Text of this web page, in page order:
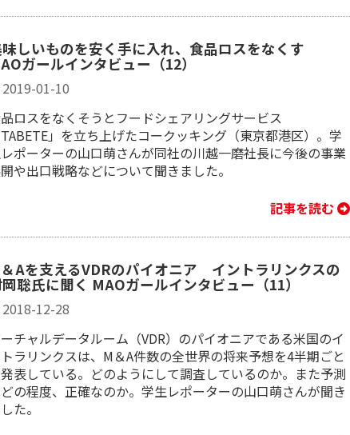
しいものを安く手に入れ、食品ロスをなくす
ガールインタビュー（12）
2019-01-10
ロスをなくそうとフードシェアリングサービス
」を立ち上げたコークッキング（東京都港区）。学
ポーターの山口萌さんが同社の川越一磨社長に今後の事業
や出口戦略などについて聞きました。
記事を読む
Aを支えるVDRのパイオニア イントラリンクスの
聡氏に聞く MAOガールインタビュー（11）
2018-12-28
チャルデータルーム（VDR）​のパイオニアである米国のイ
ラリンクスは、M＆A件数の全世界の将来予想を4半期ごと
表している。どのようにして調査しているのか。また予測
の程度、正確なのか。学生レポーターの山口萌さんが聞き
た。